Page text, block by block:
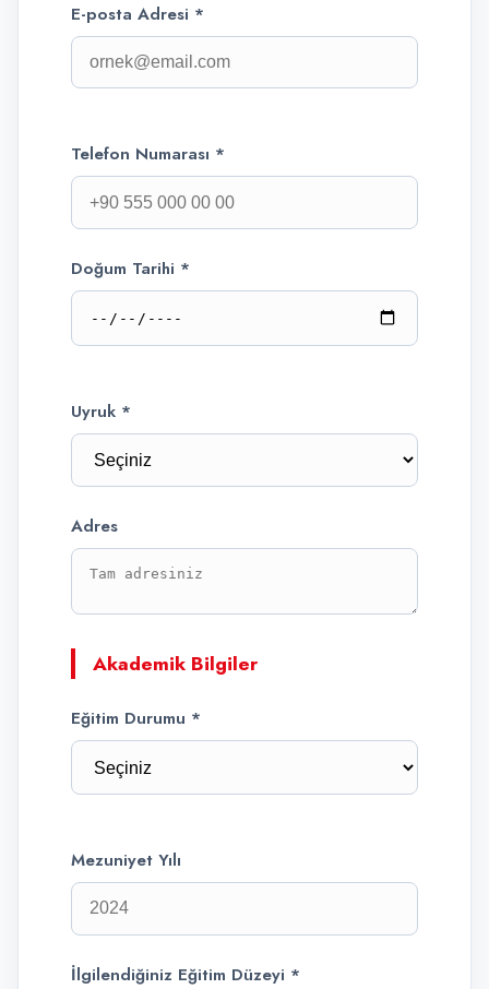
E-posta Adresi *
Telefon Numarası *
Doğum Tarihi *
Uyruk *
Adres
Akademik Bilgiler
Eğitim Durumu *
Mezuniyet Yılı
İlgilendiğiniz Eğitim Düzeyi *